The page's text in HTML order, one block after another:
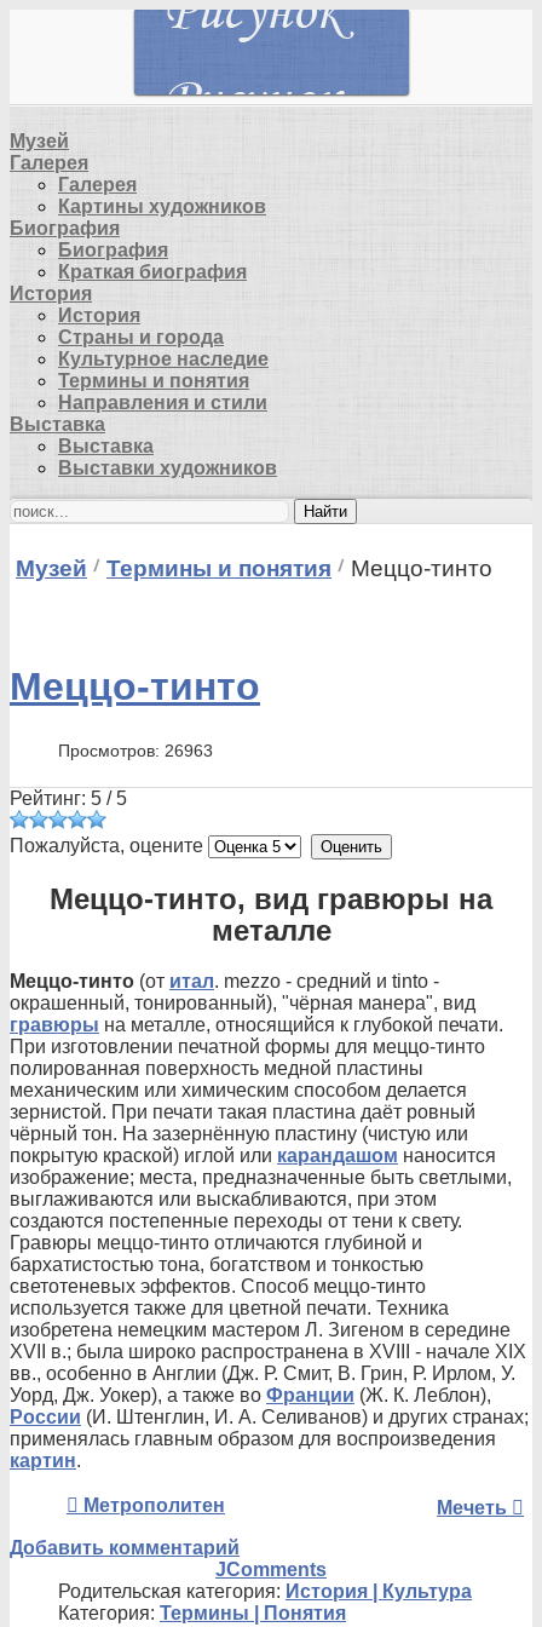
Музей
Галерея
Галерея
Картины художников
Биография
Биография
Краткая биография
История
История
Страны и города
Культурное наследие
Термины и понятия
Направления и стили
Выставка
Выставка
Выставки художников
Найти
Музей Термины и понятия Меццо-тинто
Меццо-тинто
Просмотров: 26963
Рейтинг: 5 /5
Пожалуйста, оцените
Меццо-тинто, вид гравюры на
металле
Меццо-тинто (от итал. mezzo - средний и tinto -
окрашенный, тонированный), "чёрная манера", вид
гравюры на металле, относящийся к глубокой печати.
При изготовлении печатной формы для меццо-тинто
полированная поверхность медной пластины
механическим или химическим способом делается
зернистой. При печати такая пластина даёт ровный
чёрный тон. На зазернённую пластину (чистую или
покрытую краской) иглой или карандашом наносится
изображение; места, предназначенные быть светлыми,
выглаживаются или выскабливаются, при этом
создаются постепенные переходы от тени к свету.
Гравюры меццо-тинто отличаются глубиной и
бархатистостью тона, богатством и тонкостью
светотеневых эффектов. Способ меццо-тинто
используется также для цветной печати. Техника
изобретена немецким мастером Л. Зигеном в середине
XVII в.; была широко распространена в XVIII - начале XIX
вв., особенно в Англии (Дж. Р. Смит, В. Грин, Р. Ирлом, У.
Уорд, Дж. Уокер), а также во Франции (Ж. К. Леблон),
России (И. Штенглин, И. А. Селиванов) и других странах;
применялась главным образом для воспроизведения
картин.
Метрополитен
Мечеть
Добавить комментарий
JComments
Родительская категория: История | Культура
Категория: Термины | Понятия